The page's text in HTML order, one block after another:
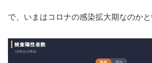
で、いまはコロナの感染拡大期なのか